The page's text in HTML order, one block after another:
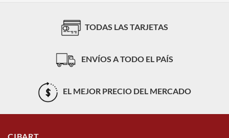
TODAS LAS TARJETAS
ENVÍOS A TODO EL PAÍS
EL MEJOR PRECIO DEL MERCADO